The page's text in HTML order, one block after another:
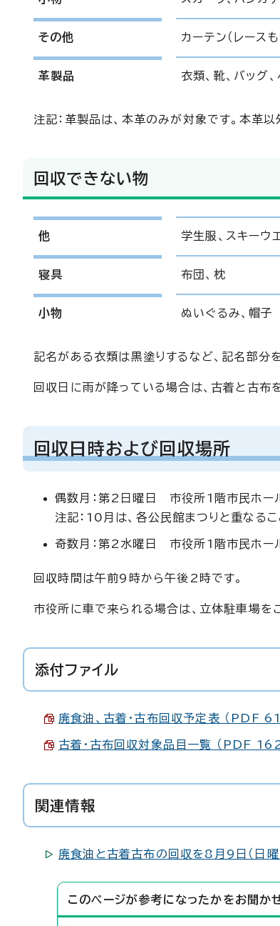
その他 カーテン（レースも
革製品 衣類、靴、バッグ、
注記：革製品は、本革のみが対象です。本革
回収できない物
他 学生服、スキーウ
寝具 布団、枕
小物 ぬいぐるみ、帽子
記名がある衣類は黒塗りするなど、記名部分
回収日に雨が降っている場合は、古着と古
回収日時および回収場所
偶数月：第2日曜日 市役所1階市民ホー
注記：10月は、各公民館まつりと重なる
奇数月：第2水曜日 市役所1階市民ホー
回収時間は午前9時から午後2時です。
市役所に車で来られる場合は、立体駐車場を
添付ファイル
廃食油、古着・古布回収予定表 （PDF
古着・古布回収対象品目一覧 （PDF
関連情報
廃食油と古着古布の回収を8月9日（日曜
このページが参考になったかをお聞か